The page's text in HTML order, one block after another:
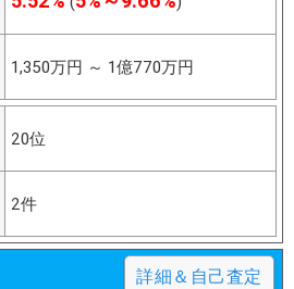
1,350万円 ～ 1億770万円
20位
2件
詳細＆自己査定